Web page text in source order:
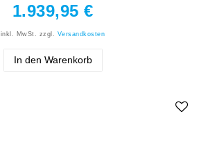
1.939,95 €
inkl. MwSt. zzgl. Versandkosten
In den Warenkorb